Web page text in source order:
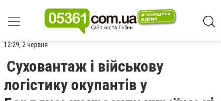
12:29, 2 червня
Суховантаж і військову
логістику окупантів у